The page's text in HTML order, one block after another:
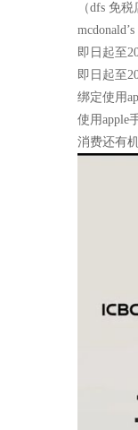
（dfs 免
即日起至
即日起至
绑定使用
使用apple
消费还有